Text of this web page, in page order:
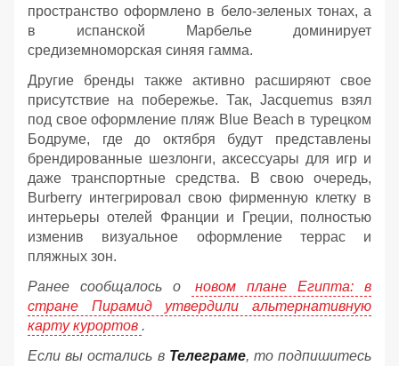
пространство оформлено в бело-зеленых тонах, а
в испанской Марбелье доминирует
средиземноморская синяя гамма.
Другие бренды также активно расширяют свое
присутствие на побережье. Так, Jacquemus взял
под свое оформление пляж Blue Beach в турецком
Бодруме, где до октября будут представлены
брендированные шезлонги, аксессуары для игр и
даже транспортные средства. В свою очередь,
Burberry интегрировал свою фирменную клетку в
интерьеры отелей Франции и Греции, полностью
изменив визуальное оформление террас и
пляжных зон.
Ранее сообщалось о
новом плане Египта: в
стране Пирамид утвердили альтернативную
карту курортов .
Если вы остались в Телеграме, то подпишитесь